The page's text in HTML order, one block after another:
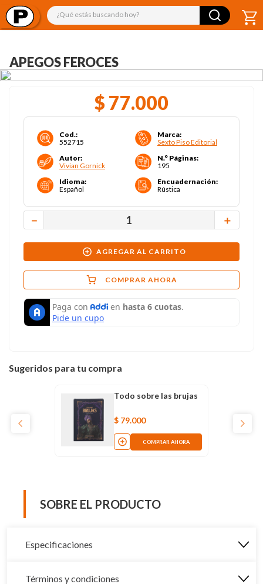
¿Qué estás buscando hoy?
APEGOS FEROCES
$ 77.000
Cod.:
552715
Marca:
Sexto Piso Editorial
Autor:
Vivian Gornick
N.° Páginas:
195
Idioma:
Español
Encuadernación:
Rústica
＋
－
AGREGAR AL CARRITO
COMPRAR AHORA
Sugeridos para tu compra
Todo sobre las brujas
$ 79.000
COMPRAR AHORA
SOBRE EL PRODUCTO
Especificaciones
Términos y condiciones